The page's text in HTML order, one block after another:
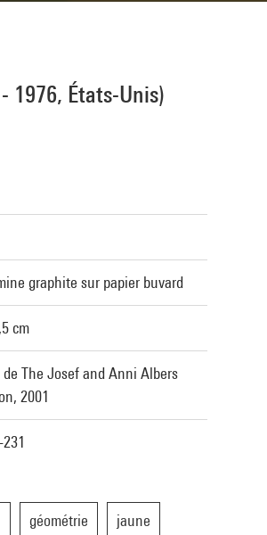
1976, États-Unis)
graphite sur papier buvard
cm
The Josef and Anni Albers
2001
géométrie jaune